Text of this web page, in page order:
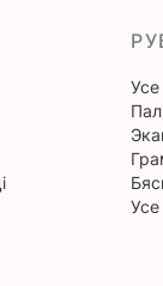
Усе